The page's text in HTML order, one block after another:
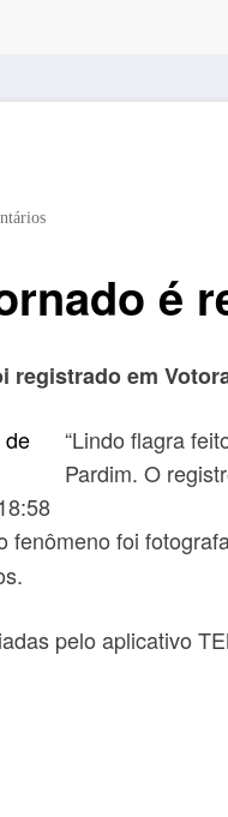
é
registrado em
“Lindo flagra
Pardim. O
fenômeno foi
pelo aplicativo